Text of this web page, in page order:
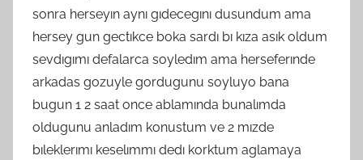
sonra herseyın aynı gıdecegını dusundum ama
hersey gun gectıkce boka sardı bı kıza asık oldum
sevdıgımı defalarca soyledım ama herseferınde
arkadas gozuyle gordugunu soyluyo bana
bugun 1 2 saat once ablamında bunalımda
oldugunu anladım konustum ve 2 mızde
bıleklerımı keselımmı dedı korktum aglamaya